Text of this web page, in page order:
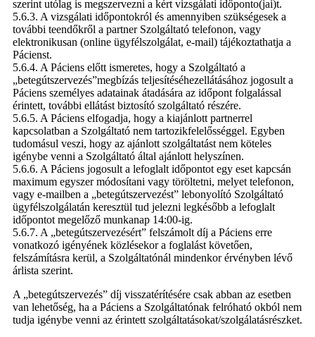
szerint utólag is megszervezni a kért vizsgálati időponto(jai)t.
5.6.3. A vizsgálati időpontokról és amennyiben szükségesek a
további teendőkről a partner Szolgáltató telefonon, vagy
elektronikusan (online ügyfélszolgálat, e-mail) tájékoztathatja a
Pácienst.
5.6.4. A Páciens előtt ismeretes, hogy a Szolgáltató a
„betegútszervezés”megbízás teljesítéséhezellátásához jogosult a
Páciens személyes adatainak átadására az időpont folgalással
érintett, további ellátást biztosító szolgáltató részére.
5.6.5. A Páciens elfogadja, hogy a kiajánlott partnerrel
kapcsolatban a Szolgáltató nem tartozikfelelősséggel. Egyben
tudomásul veszi, hogy az ajánlott szolgáltatást nem köteles
igénybe venni a Szolgáltató által ajánlott helyszínen.
5.6.6. A Páciens jogosult a lefoglalt időpontot egy eset kapcsán
maximum egyszer módosítani vagy töröltetni, melyet telefonon,
vagy e-mailben a „betegútszervezést” lebonyolító Szolgáltató
ügyfélszolgálatán keresztül tud jelezni legkésőbb a lefoglalt
időpontot megelőző munkanap 14:00-ig.
5.6.7. A „betegútszervezésért” felszámolt díj a Páciens erre
vonatkozó igényének közlésekor a foglalást követően,
felszámításra kerül, a Szolgáltatónál mindenkor érvényben lévő
árlista szerint.
A „betegútszervezés” díj visszatérítésére csak abban az esetben
van lehetőség, ha a Páciens a Szolgáltatónak felróható okból nem
tudja igénybe venni az érintett szolgáltatásokat/szolgálatásrészket.